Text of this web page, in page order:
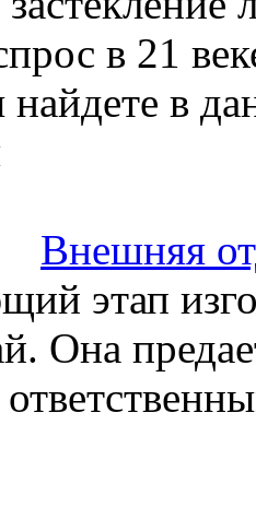
в 21
в
Внешняя
этап
Она